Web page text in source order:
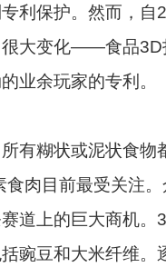
利保护。然而，自
很大变化——食品3D
业余玩家的专利。
糊状或泥状食物
食肉目前最受关注
道上的巨大商机。
豌豆和大米纤维。